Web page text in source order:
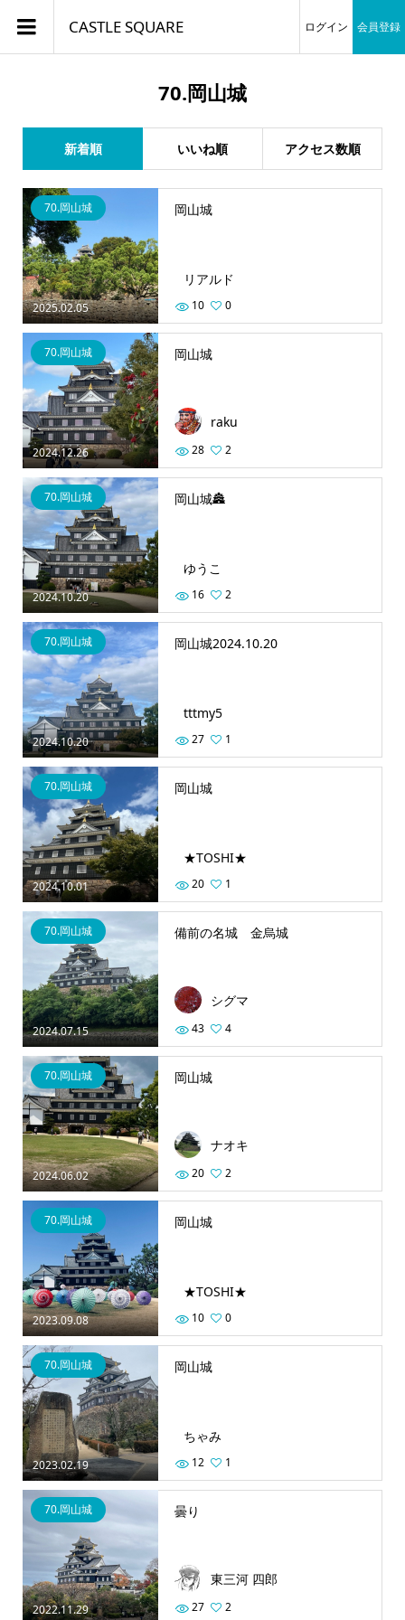
CASTLE SQUARE ログイン 会員登録
70.岡山城
新着順 いいね順 アクセス数順
2025.02.05
70.岡山城 岡山城
リアルド
10 0
2024.12.26
70.岡山城 岡山城
raku
28 2
2024.10.20
70.岡山城 岡山城🏯
ゆうこ
16 2
2024.10.20
70.岡山城 岡山城2024.10.20
tttmy5
27 1
2024.10.01
70.岡山城 岡山城
★TOSHI★
20 1
2024.07.15
70.岡山城 備前の名城 金烏城
シグマ
43 4
2024.06.02
70.岡山城 岡山城
ナオキ
20 2
2023.09.08
70.岡山城 岡山城
★TOSHI★
10 0
2023.02.19
70.岡山城 岡山城
ちゃみ
12 1
2022.11.29
70.岡山城 曇り
東三河 四郎
27 2